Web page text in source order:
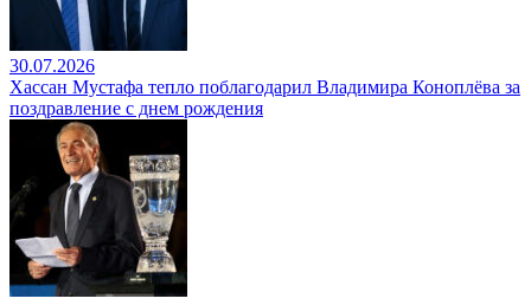
30.07.2026
Хассан Мустафа тепло поблагодарил Владимира Коноплёва за
поздравление с днем рождения